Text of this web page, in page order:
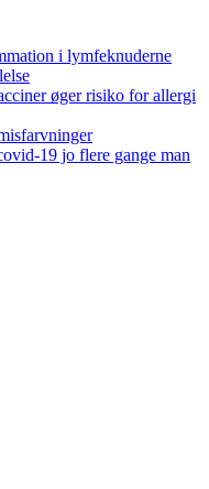
i lymfeknuderne
øger risiko for allergi
19 jo flere gange man